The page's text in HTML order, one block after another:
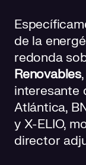
de la
redonda
Renovables
interesante
Atlántica,
y X-ELIO,
director